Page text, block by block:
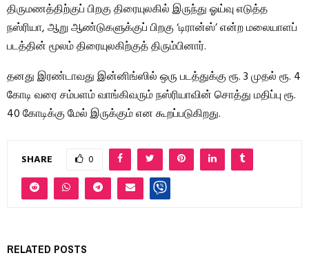
திருமணத்திற்குப் பிறகு திரையுலகில் இருந்து ஓய்வு எடுத்த
நஸ்ரியா, ஆறு ஆண்டுகளுக்குப் பிறகு ‘டிரான்ஸ்’ என்ற மலையாளப்
படத்தின் மூலம் திரையுலகிற்குத் திரும்பினார்.
தனது இரண்டாவது இன்னிங்ஸில் ஒரு படத்துக்கு ரூ. 3 முதல் ரூ. 4
கோடி வரை சம்பளம் வாங்கிவரும் நஸ்ரியாவின் சொத்து மதிப்பு ரூ.
40 கோடிக்கு மேல் இருக்கும் என கூறப்படுகிறது.
SHARE 0
RELATED POSTS